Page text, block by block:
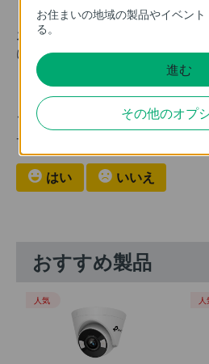
ステップ 5:
に戻ります。
このFAQは役に立ちましたか？
サイトの利便性向上にご協力くだ
はい いいえ
おすすめ製品
人気
お住まいの地域の製品やイベン
る。
進む
その他のオプ